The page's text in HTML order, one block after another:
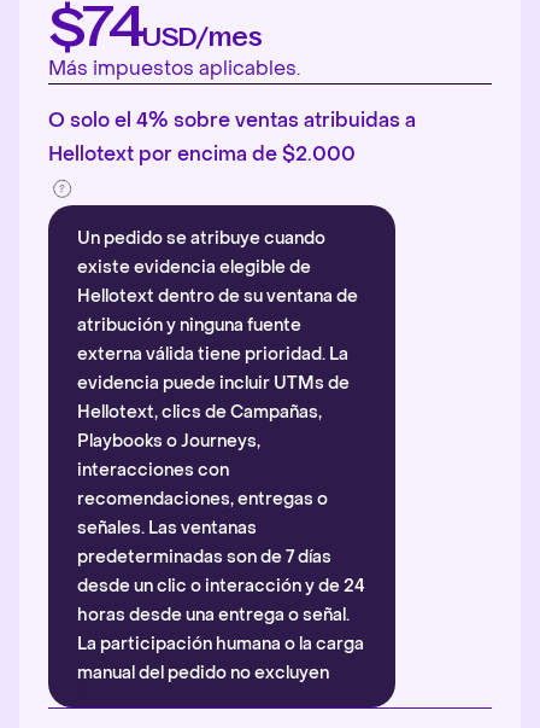
$74USD/mes
Más impuestos aplicables.
O solo el 4% sobre ventas atribuidas a
Hellotext por encima de $2.000
Un pedido se atribuye cuando
existe evidencia elegible de
Hellotext dentro de su ventana de
atribución y ninguna fuente
externa válida tiene prioridad. La
evidencia puede incluir UTMs de
Hellotext, clics de Campañas,
Playbooks o Journeys,
interacciones con
recomendaciones, entregas o
señales. Las ventanas
predeterminadas son de 7 días
desde un clic o interacción y de 24
horas desde una entrega o señal.
La participación humana o la carga
manual del pedido no excluyen
automáticamente la atribución.